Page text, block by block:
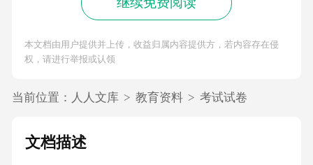
本文档由用户提供并上传，收益归属内容提供方，若内容存在侵
权，请进行举报或认领
当前位置： 人人文库 > 教育资料 > 考试试卷
文档描述